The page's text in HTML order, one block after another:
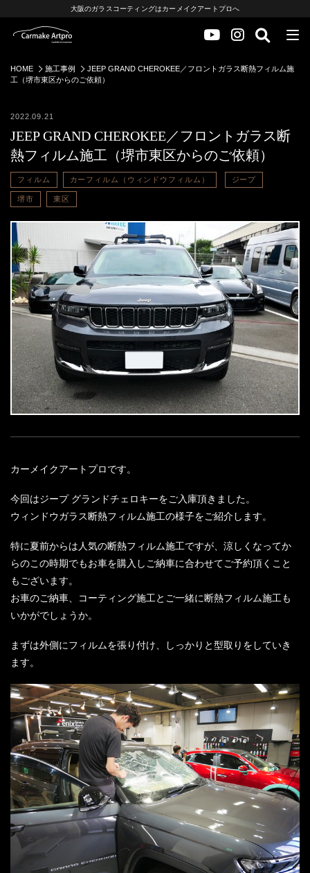
大阪のガラスコーティングはカーメイクアートプロへ
HOME 施工事例
JEEP GRAND CHEROKEE／フロントガラス断熱フィルム施
工（堺市東区からのご依頼）
2022.09.21
JEEP GRAND CHEROKEE／フロントガラス断
熱フィルム施工（堺市東区からのご依頼）
フィルム カーフィルム（ウィンドウフィルム） ジープ
堺市 東区
カーメイクアートプロです。
今回はジープ グランドチェロキーをご入庫頂きました。
ウィンドウガラス断熱フィルム施工の様子をご紹介します。
特に夏前からは人気の断熱フィルム施工ですが、涼しくなってか
らのこの時期でもお車を購入しご納車に合わせてご予約頂くこと
もございます。
お車のご納車、コーティング施工とご一緒に断熱フィルム施工も
いかがでしょうか。
まずは外側にフィルムを張り付け、しっかりと型取りをしていき
ます。